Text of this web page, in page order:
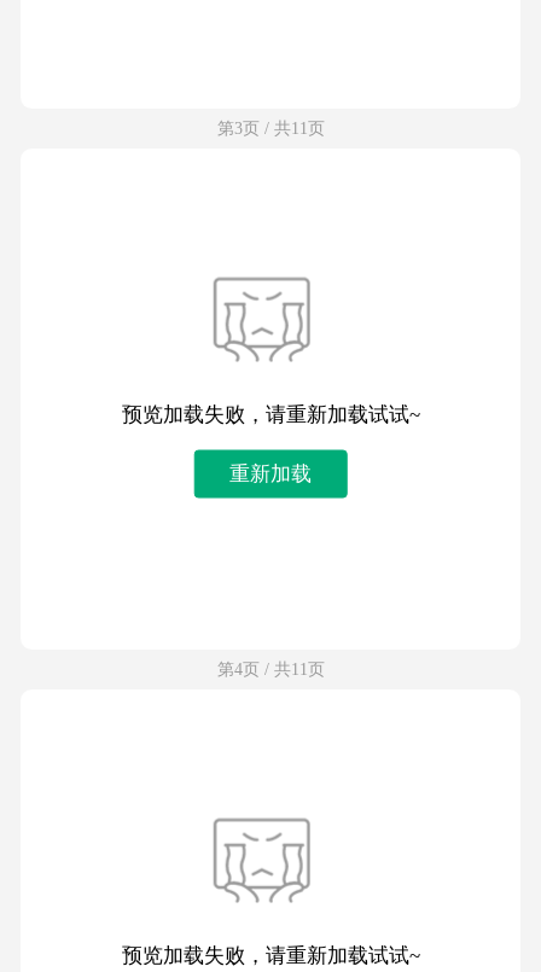
第3页 / 共11页
预览加载失败，请重新加载试试~
重新加载
第4页 / 共11页
预览加载失败，请重新加载试试~